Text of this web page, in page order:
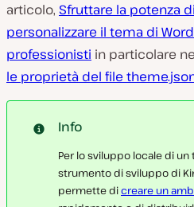
articolo, Sfruttare la potenza
personalizzare il tema di
professionisti in particolare
le proprietà del file
Info
Per lo sviluppo locale di
strumento di sviluppo di
permette dicreare un